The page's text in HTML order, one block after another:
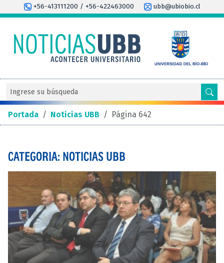
+56-413111200 / +56-422463000 ubb@ubiobio.cl
Portada / Noticias UBB / Página 642
CATEGORIA: NOTICIAS UBB